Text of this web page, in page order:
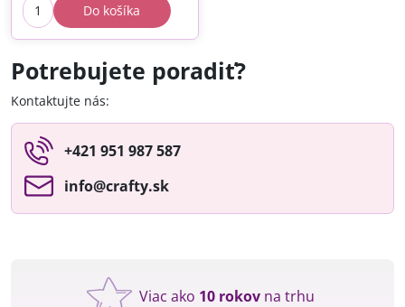
Do košíka
Potrebujete poradiť?
Kontaktujte nás:
+421 951 987 587
info​@crafty​.sk
Viac ako 10 rokov na trhu